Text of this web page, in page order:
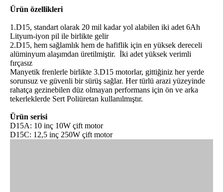
Ürün özellikleri
1.D15, standart olarak 20 mil kadar yol alabilen iki adet 6Ah
Lityum-iyon pil ile birlikte gelir
2.D15, hem sağlamlık hem de hafiflik için en yüksek dereceli
alüminyum alaşımdan üretilmiştir. İki adet yüksek verimli
fırçasız
Manyetik frenlerle birlikte 3.D15 motorlar, gittiğiniz her yerde
sorunsuz ve güvenli bir sürüş sağlar. Her türlü arazi yüzeyinde
rahatça gezinebilen düz olmayan performans için ön ve arka
tekerleklerde Sert Poliüretan kullanılmıştır.
Ürün serisi
D15A: 10 inç 10W çift motor
D15C: 12,5 inç 250W çift motor